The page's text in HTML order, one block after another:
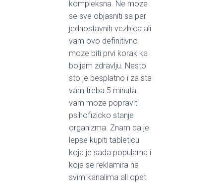
kompleksna. Ne moze
se sve objasniti sa par
jednostavnih vezbica ali
vam ovo definitivno
moze biti prvi korak ka
boljem zdravlju. Nesto
sto je besplatno i za sta
vam treba 5 minuta
vam moze popraviti
psihofizicko stanje
organizma. Znam da je
lepse kupiti tableticu
koja je sada popularna i
koja se reklamira na
svim kanalima ali opet